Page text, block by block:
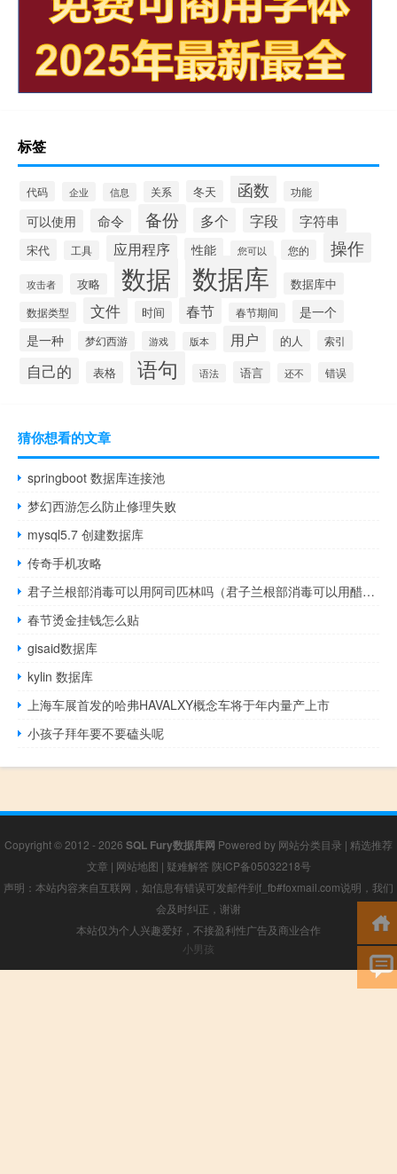
标签
代码 企业 信息 关系 冬天 函数 功能
可以使用 命令 备份 多个 字段 字符串
宋代 工具 应用程序 性能 您可以 您的 操作
攻击者 攻略 数据 数据库 数据库中
数据类型 文件 时间 春节 春节期间
是一个
是一种
梦幻西游 游戏 版本 用户 的人 索引
自己的 表格 语句 语法 语言 还不 错误
猜你想看的文章
springboot 数据库连接池
梦幻西游怎么防止修理失败
mysql5.7 创建数据库
传奇手机攻略
君子兰根部消毒可以用阿司匹林吗（君子兰根部消毒可以用醋吗）
春节烫金挂钱怎么贴
gisaid数据库
kylin 数据库
上海车展首发的哈弗HAVALXY概念车将于年内量产上市
小孩子拜年要不要磕头呢
Copyright © 2012 - 2026 SQL Fury数据库网 Powered by 网站分类目录 | 精选推荐
文章 | 网站地图 | 疑难解答 陕ICP备05032218号
声明：本站内容来自互联网，如信息有错误可发邮件到f_fb#foxmail.com说明，我们
会及时纠正，谢谢
本站仅为个人兴趣爱好，不接盈利性广告及商业合作
小男孩